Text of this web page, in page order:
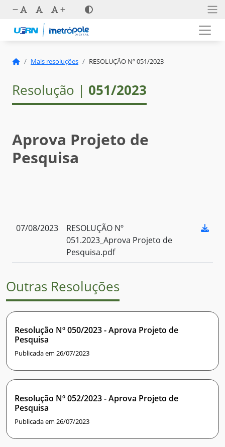
Mais resoluções RESOLUÇÃO Nº 051/2023
Resolução | 051/2023
Aprova Projeto de
Pesquisa
07/08/2023
RESOLUÇÃO Nº
051.2023_Aprova Projeto de
Pesquisa.pdf
Outras Resoluções
Resolução Nº 050/2023 - Aprova Projeto de
Pesquisa
Publicada em 26/07/2023
Resolução Nº 052/2023 - Aprova Projeto de
Pesquisa
Publicada em 26/07/2023